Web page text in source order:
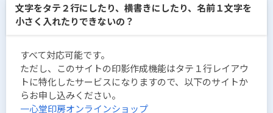
文字をタテ２行にしたり、横書きにしたり、名前１文字を
小さく入れたりできないの？
すべて対応可能です。
ただし、このサイトの印影作成機能はタテ１行レイアウ
トに特化したサービスになりますので、以下のサイトか
らお申し込みください。
一心堂印房オンラインショップ